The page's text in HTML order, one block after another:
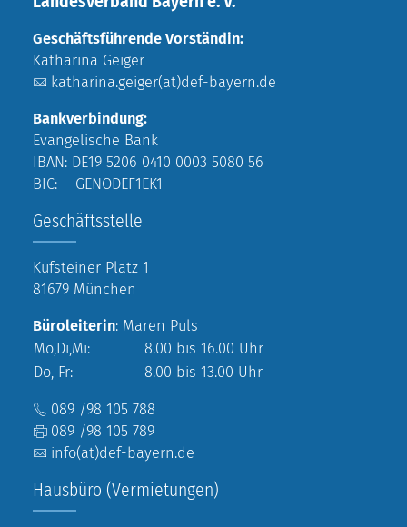
Geschäftsführende Vorständin:
Katharina Geiger
katharina.geiger(at)def-bayern.de
Bankverbindung:
Evangelische Bank
IBAN: DE19 5206 0410 0003 5080 56
BIC: GENODEF1EK1
Geschäftsstelle
Kufsteiner Platz 1
81679 München
Büroleiterin: Maren Puls
Mo,Di,Mi:
8.00 bis 16.00 Uhr
Do, Fr:
8.00 bis 13.00 Uhr
089 /98 105 788
089 /98 105 789
info(at)def-bayern.de
Hausbüro (Vermietungen)